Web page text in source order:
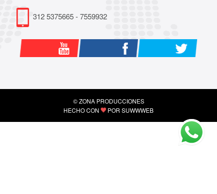
312 5375665 - 7559932
© ZONA PRODUCCIONES
HECHO CON
POR SUWWWEB